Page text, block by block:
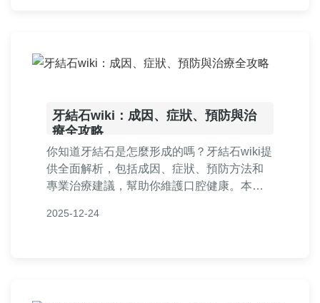
牙結石wiki：成因、症狀、預防與治
療全攻略
你知道牙結石是怎麼形成的嗎？牙結石wiki提
供全面解析，包括成因、症狀、預防方法和
專業治療建議，幫助你維護口腔健康。本文
專業治療，解答常見疑問。
2025-12-24